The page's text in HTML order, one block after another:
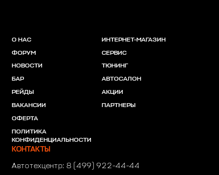
О НАС
ФОРУМ
НОВОСТИ
БАР
РЕЙДЫ
ВАКАНСИИ
ОФЕРТА
ПОЛИТИКА
КОНФИДЕНЦИАЛЬНОСТИ
ИНТЕРНЕТ-МАГАЗИН
СЕРВИС
ТЮНИНГ
АВТОСАЛОН
АКЦИИ
ПАРТНЕРЫ
КОНТАКТЫ
Автотехцентр: 8 (499) 922-44-44